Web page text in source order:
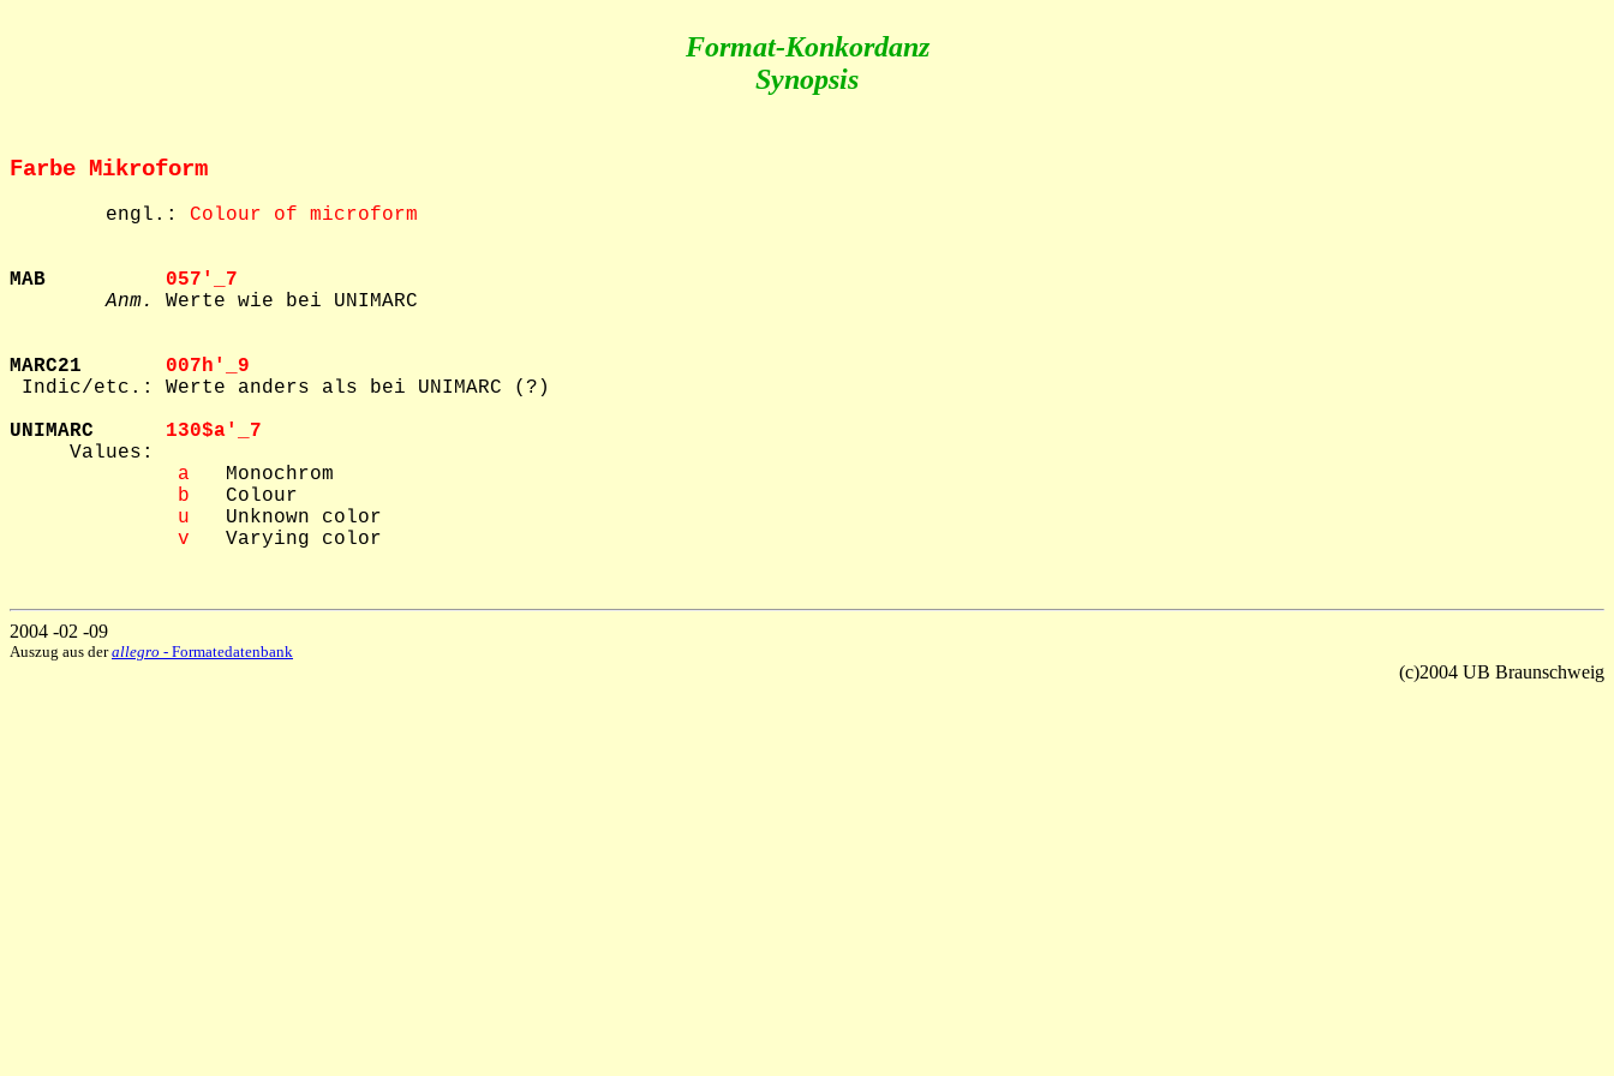
Format-Konkordanz
Synopsis
Farbe Mikroform
        engl.:
Colour of microform
MAB 057'_7
Anm.
Werte wie bei UNIMARC
MARC21 007h'_9
Indic/etc.: Werte anders als bei UNIMARC (?)
UNIMARC 130$a'_7
Values:
a
   Monochrom
b
   Colour
u
   Unknown color
v
   Varying color
2004 -02 -09
Auszug aus derallegro - Formatedatenbank
(c)2004 UB Braunschweig